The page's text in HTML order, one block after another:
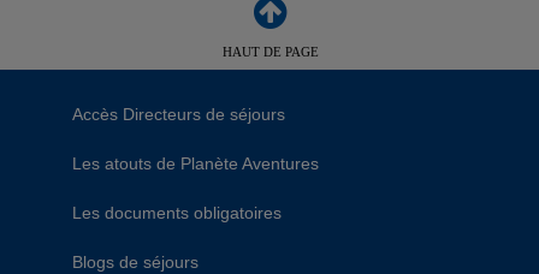
HAUT DE PAGE
Accès Directeurs de séjours
Les atouts de Planète Aventures
Les documents obligatoires
Blogs de séjours